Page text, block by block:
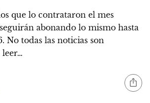
que lo contrataron el mes
abonando lo mismo hasta
No todas las noticias son
leer…